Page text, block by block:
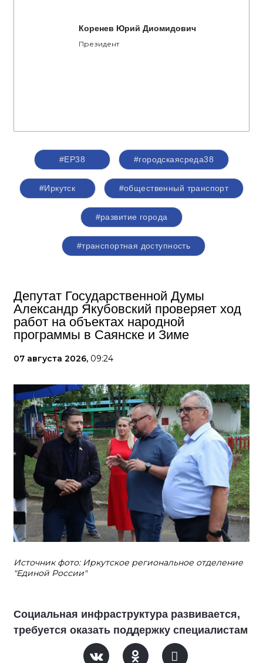
Коренев Юрий Диомидович
Президент
#ЕР38 #городскаясреда38
#Иркутск #общественный транспорт
#развитие города
#транспортная доступность
Депутат Государственной Думы
Александр Якубовский проверяет ход
работ на объектах народной
программы в Саянске и Зиме
07 августа 2026, 09:24
Источник фото: Иркутское региональное отделение
"Единой России"
Социальная инфраструктура развивается,
требуется оказать поддержку специалистам